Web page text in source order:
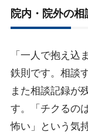
院内・院外の
「一人で抱え込
鉄則です。相談
また相談記録が
す。「チクるの
怖い」という気